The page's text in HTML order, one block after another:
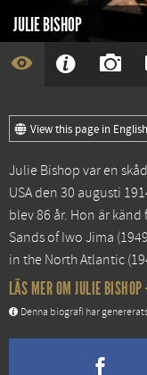
JULIE BISHOP
View this page in
Julie Bishop var en
USA den 30 augusti
blev 86 år. Hon är
Sands of Iwo Jima
in the North Atlantic
LÄS MER OM JULIE BISHOP
Denna biografi har